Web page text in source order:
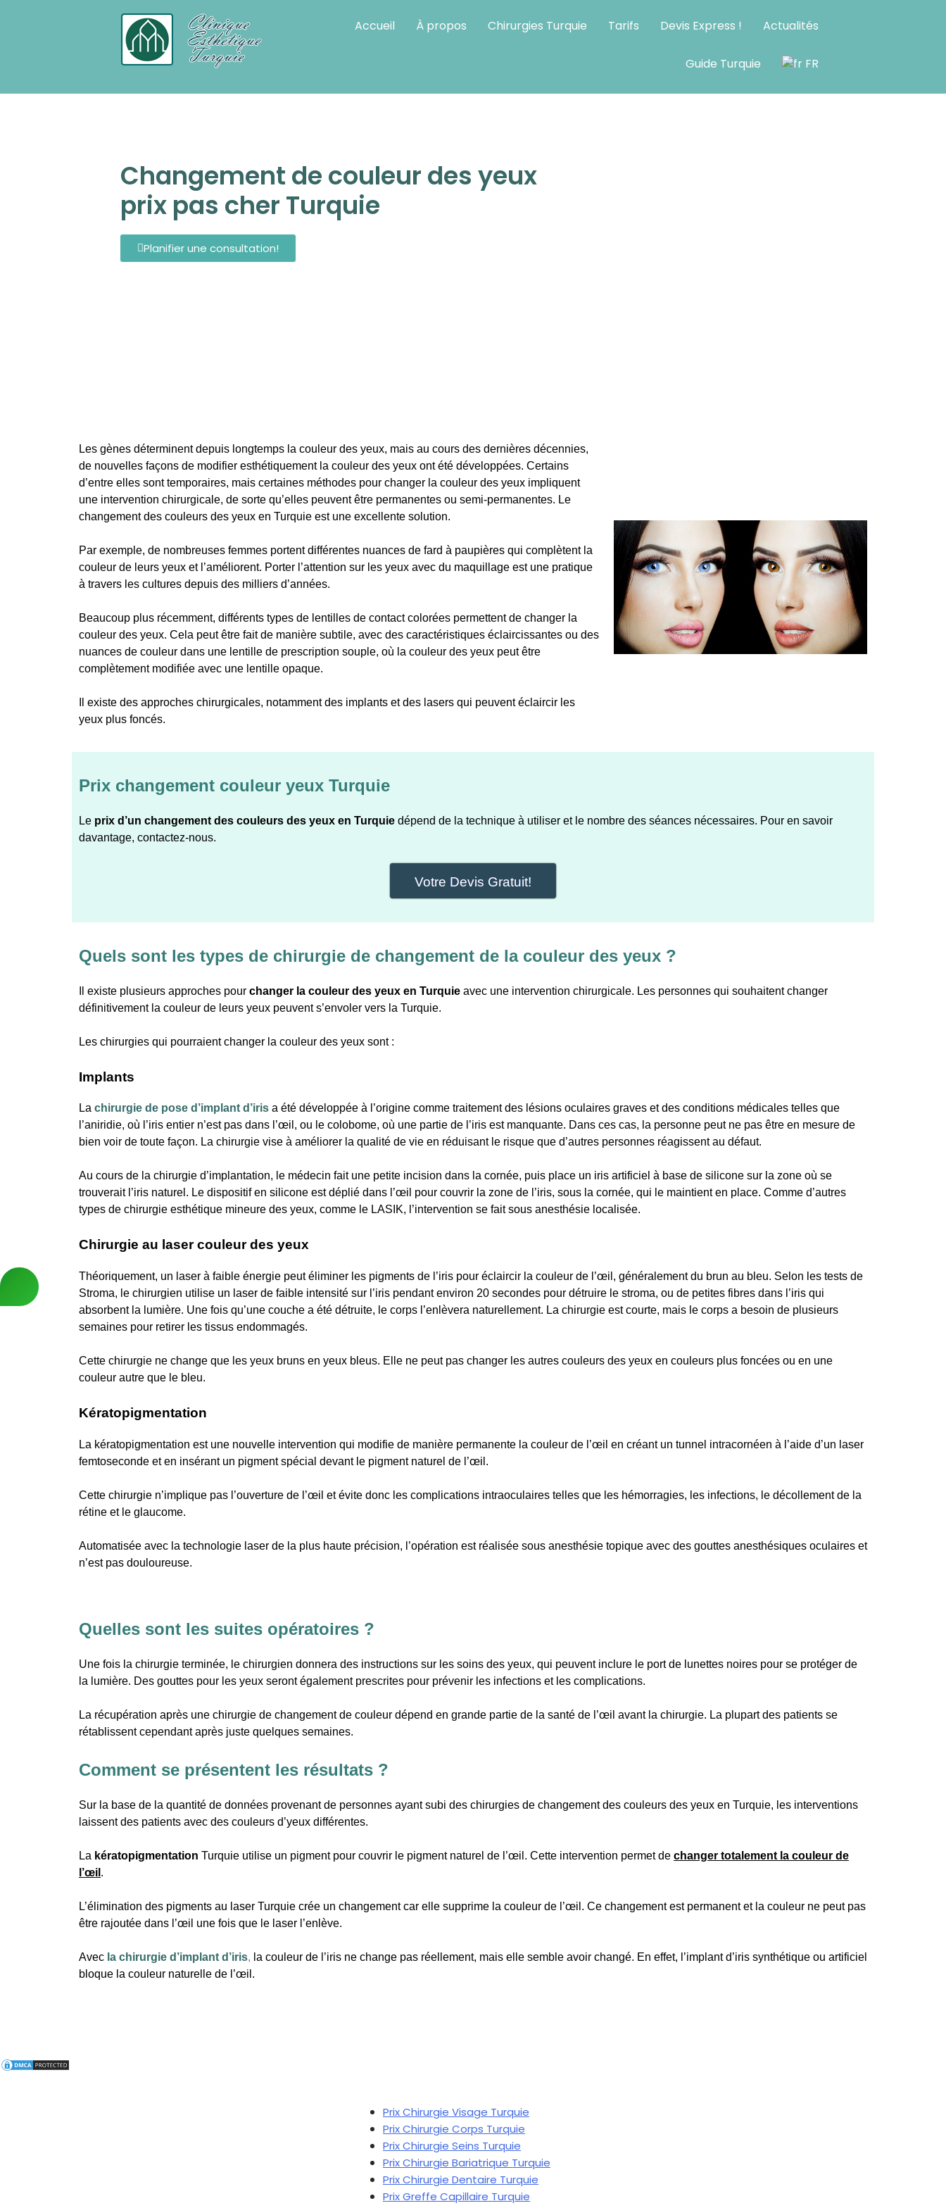
Chirurgie Esthetique Turquie tout compris
Accueil À propos Chirurgies Turquie Tarifs Devis Express ! Actualités
Guide Turquie FR
Changement de couleur des yeux
prix pas cher Turquie
Planifier une consultation!
Les gènes déterminent depuis longtemps la couleur des yeux, mais au cours des dernières décennies,
de nouvelles façons de modifier esthétiquement la couleur des yeux ont été développées. Certains
d’entre elles sont temporaires, mais certaines méthodes pour changer la couleur des yeux impliquent
une intervention chirurgicale, de sorte qu’elles peuvent être permanentes ou semi-permanentes. Le
changement des couleurs des yeux en Turquie est une excellente solution.
Par exemple, de nombreuses femmes portent différentes nuances de fard à paupières qui complètent la
couleur de leurs yeux et l’améliorent. Porter l’attention sur les yeux avec du maquillage est une pratique
à travers les cultures depuis des milliers d’années.
Beaucoup plus récemment, différents types de lentilles de contact colorées permettent de changer la
couleur des yeux. Cela peut être fait de manière subtile, avec des caractéristiques éclaircissantes ou des
nuances de couleur dans une lentille de prescription souple, où la couleur des yeux peut être
complètement modifiée avec une lentille opaque.
Il existe des approches chirurgicales, notamment des implants et des lasers qui peuvent éclaircir les
yeux plus foncés.
Prix changement couleur yeux Turquie
Le prix d’un changement des couleurs des yeux en Turquie dépend de la technique à utiliser et le nombre des séances nécessaires. Pour en savoir
davantage, contactez-nous.
Votre Devis Gratuit!
Quels sont les types de chirurgie de changement de la couleur des yeux ?
Il existe plusieurs approches pour changer la couleur des yeux en Turquie avec une intervention chirurgicale. Les personnes qui souhaitent changer
définitivement la couleur de leurs yeux peuvent s’envoler vers la Turquie.
Les chirurgies qui pourraient changer la couleur des yeux sont :
Implants
La chirurgie de pose d’implant d’iris a été développée à l’origine comme traitement des lésions oculaires graves et des conditions médicales telles que
l’aniridie, où l’iris entier n’est pas dans l’œil, ou le colobome, où une partie de l’iris est manquante. Dans ces cas, la personne peut ne pas être en mesure de
bien voir de toute façon. La chirurgie vise à améliorer la qualité de vie en réduisant le risque que d’autres personnes réagissent au défaut.
Au cours de la chirurgie d’implantation, le médecin fait une petite incision dans la cornée, puis place un iris artificiel à base de silicone sur la zone où se
trouverait l’iris naturel. Le dispositif en silicone est déplié dans l’œil pour couvrir la zone de l’iris, sous la cornée, qui le maintient en place. Comme d’autres
types de chirurgie esthétique mineure des yeux, comme le LASIK, l’intervention se fait sous anesthésie localisée.
Chirurgie au laser couleur des yeux
Théoriquement, un laser à faible énergie peut éliminer les pigments de l’iris pour éclaircir la couleur de l’œil, généralement du brun au bleu. Selon les tests de
Stroma, le chirurgien utilise un laser de faible intensité sur l’iris pendant environ 20 secondes pour détruire le stroma, ou de petites fibres dans l’iris qui
absorbent la lumière. Une fois qu’une couche a été détruite, le corps l’enlèvera naturellement. La chirurgie est courte, mais le corps a besoin de plusieurs
semaines pour retirer les tissus endommagés.
Cette chirurgie ne change que les yeux bruns en yeux bleus. Elle ne peut pas changer les autres couleurs des yeux en couleurs plus foncées ou en une
couleur autre que le bleu.
Kératopigmentation
La kératopigmentation est une nouvelle intervention qui modifie de manière permanente la couleur de l’œil en créant un tunnel intracornéen à l’aide d’un laser
femtoseconde et en insérant un pigment spécial devant le pigment naturel de l’œil.
Cette chirurgie n’implique pas l’ouverture de l’œil et évite donc les complications intraoculaires telles que les hémorragies, les infections, le décollement de la
rétine et le glaucome.
Automatisée avec la technologie laser de la plus haute précision, l’opération est réalisée sous anesthésie topique avec des gouttes anesthésiques oculaires et
n’est pas douloureuse.
Quelles sont les suites opératoires ?
Une fois la chirurgie terminée, le chirurgien donnera des instructions sur les soins des yeux, qui peuvent inclure le port de lunettes noires pour se protéger de
la lumière. Des gouttes pour les yeux seront également prescrites pour prévenir les infections et les complications.
La récupération après une chirurgie de changement de couleur dépend en grande partie de la santé de l’œil avant la chirurgie. La plupart des patients se
rétablissent cependant après juste quelques semaines.
Comment se présentent les résultats ?
Sur la base de la quantité de données provenant de personnes ayant subi des chirurgies de changement des couleurs des yeux en Turquie, les interventions
laissent des patients avec des couleurs d’yeux différentes.
La kératopigmentation Turquie utilise un pigment pour couvrir le pigment naturel de l’œil. Cette intervention permet de changer totalement la couleur de
l’œil .
L’élimination des pigments au laser Turquie crée un changement car elle supprime la couleur de l’œil. Ce changement est permanent et la couleur ne peut pas
être rajoutée dans l’œil une fois que le laser l’enlève.
Avec la chirurgie d’implant d’iris, la couleur de l’iris ne change pas réellement, mais elle semble avoir changé. En effet, l’implant d’iris synthétique ou artificiel
bloque la couleur naturelle de l’œil.
Prix Chirurgie Visage Turquie
Prix Chirurgie Corps Turquie
Prix Chirurgie Seins Turquie
Prix Chirurgie Bariatrique Turquie
Prix Chirurgie Dentaire Turquie
Prix Greffe Capillaire Turquie